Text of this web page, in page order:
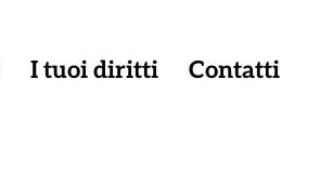
I tuoi diritti Contatti